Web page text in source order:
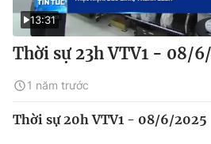
13:31
Thời sự 23h VTV1 - 08/
1 năm trước
Thời sự 20h VTV1 - 08/6/2025